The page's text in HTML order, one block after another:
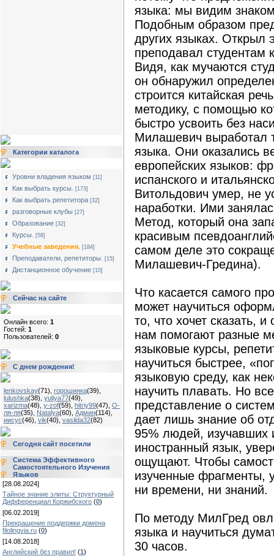
Категории каталога
Уровни владения языком [11]
Как выбрать курсы. [173]
Как выбрать репетитора [32]
разговорные клубы [27]
Образование [32]
Курсы. [58]
Учебные заведения. [184]
Преподаватели, репетиторы. [15]
Дистанционное обучение [10]
Сейчас на сайте
Онлайн всего: 1
Гостей: 1
Пользователей: 0
С днем рождения!
lenkovskay(71) горошинка(39)
lulushka(38) yuliya77(49)
xarizma(48) y-zof(59) hitriy99(47) О-
ля-ля(35) Natalya(60) Админ(114)
иисус(46) vik(40) vasilda32(82)
Сегодня сайт посетили
Система Эффективного
Самостоятельного Изучения
Языков
[28.08.2024]
Тайное знание элиты: Структурный
Дифференциал Коржибского (0)
[06.02.2019]
Прекращение поддержки домена
filolingvia.ru (0)
[14.08.2018]
Английский без правил! (1)
языка: мы видим
Подобным образом
других языках. Открыл
преподавал студентам
Видя, как мучаются
он обнаружил
строится китайская
методику, с помощью
быстро усвоить без
Милашевич выработал
языка. Они оказались
европейских языков:
испанского и
Витольдович умер, не
наработки. Ими
Метод, который она
красивым
самом деле это
Милашевич-Гредина).
Что касается самого
может научиться
то, что хочет сказать,
нам помогают разные
языковые курсы,
научиться быстрее,
языковую среду, как
научить плавать. Но
представление о
дает лишь знание об
95% людей, изучавших
иностранный язык,
ощущают. Чтобы
изученные фрагменты,
ни времени, ни знаний.
По методу МилГред
языка и научиться
30 часов.